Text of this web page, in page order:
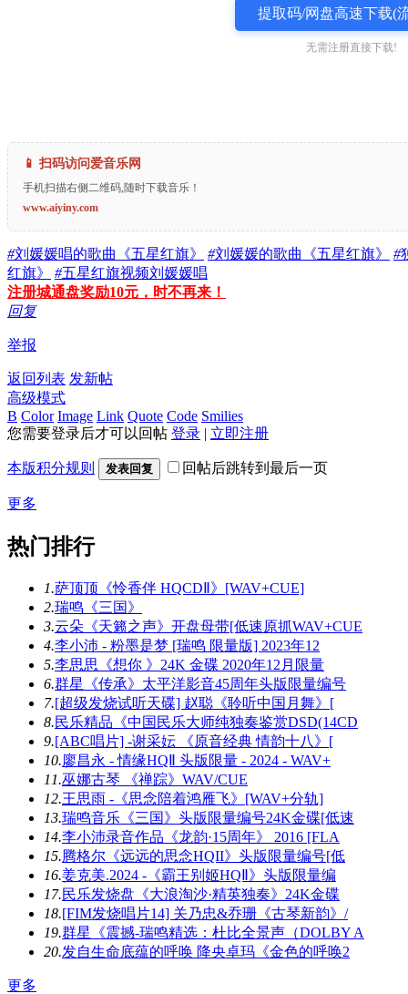
提取码/网盘高速下载(
无需注册直接下载!
📱 扫码访问爱音乐网
手机扫描右侧二维码,随时下载音乐！
www.aiyiny.com
#刘媛媛唱的歌曲《五星红旗》 #刘媛媛的歌曲《五星红旗》 #
红旗》
#五星红旗视频刘媛媛唱
注册城通盘奖励10元，时不再来！
回复
举报
返回列表 发新帖
高级模式
B Color Image Link Quote Code Smilies
您需要登录后才可以回帖 登录 | 立即注册
本版积分规则 发表回复 回帖后跳转到最后一页
更多
热门排行
1.萨顶顶《怜香伴 HQCDⅡ》[WAV+CUE]
2.瑞鸣《三国》
3.云朵《天籁之声》开盘母带[低速原抓WAV+CUE
4.李小沛 - 粉墨是梦 [瑞鸣 限量版] 2023年12
5.李思思《想你 》24K 金碟 2020年12月限量
6.群星《传承》太平洋影音45周年头版限量编号
7.[超级发烧试听天碟] 赵聪《聆听中国月舞》[
8.民乐精品《中国民乐大师纯独奏鉴赏DSD(14CD
9.[ABC唱片] -谢采妘 《原音经典 情韵十八》[
10. 廖昌永 - 情缘HQⅡ 头版限量 - 2024 - WAV+
11.巫娜古琴 《禅踪》WAV/CUE
12.王思雨 -《思念陪着鸿雁飞》[WAV+分轨]
13.瑞鸣音乐《三国》头版限量编号24K金碟[低速
14.李小沛录音作品《龙韵·15周年》 2016 [FLA
15.腾格尔《远远的思念HQII》头版限量编号[低
16.姜克美.2024 -《霸王别姬HQⅡ》头版限量编
17.民乐发烧盘《大浪淘沙·精英独奏》24K金碟
18.[FIM发烧唱片14] 关乃忠&乔珊《古琴新韵》/
19.群星《震撼-瑞鸣精选：杜比全景声（DOLBY A
20.发自生命底蕴的呼唤 降央卓玛《金色的呼唤2
更多